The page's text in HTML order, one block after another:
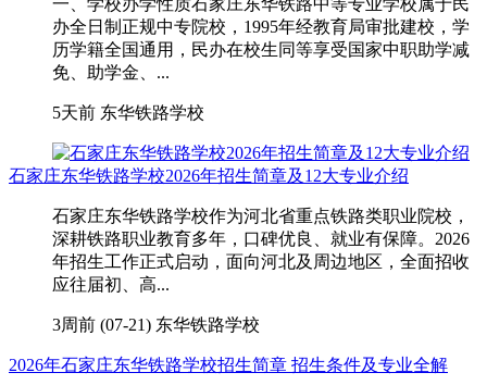
一、学校办学性质石家庄东华铁路中等专业学校属于民
办全日制正规中专院校，1995年经教育局审批建校，学
历学籍全国通用，民办在校生同等享受国家中职助学减
免、助学金、...
5天前 东华铁路学校
石家庄东华铁路学校2026年招生简章及12大专业介绍
石家庄东华铁路学校作为河北省重点铁路类职业院校，
深耕铁路职业教育多年，口碑优良、就业有保障。2026
年招生工作正式启动，面向河北及周边地区，全面招收
应往届初、高...
3周前 (07-21) 东华铁路学校
2026年石家庄东华铁路学校招生简章 招生条件及专业全解